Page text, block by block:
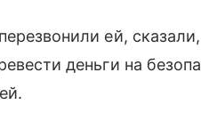
ей, сказали,
деньги на